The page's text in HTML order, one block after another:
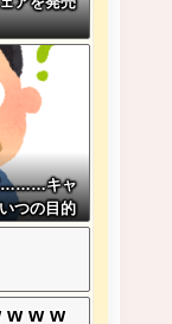
………キャ
つの目的
w w w